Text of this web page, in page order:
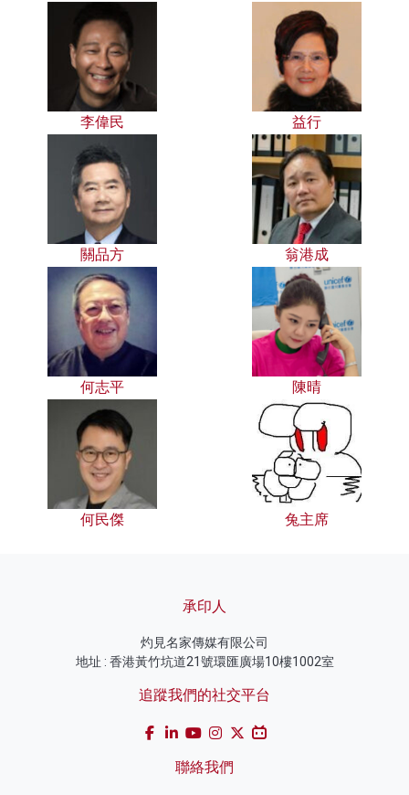
李偉民 益行
關品方 翁港成
何志平 陳晴
何民傑 兔主席
承印人
灼見名家傳媒有限公司
地址 : 香港黃竹坑道21號環匯廣場10樓1002室
追蹤我們的社交平台
聯絡我們